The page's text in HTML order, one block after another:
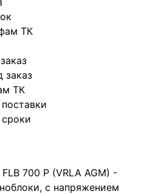
ТК
заказ
ТК
700 P (VRLA AGM) -
с напряжением